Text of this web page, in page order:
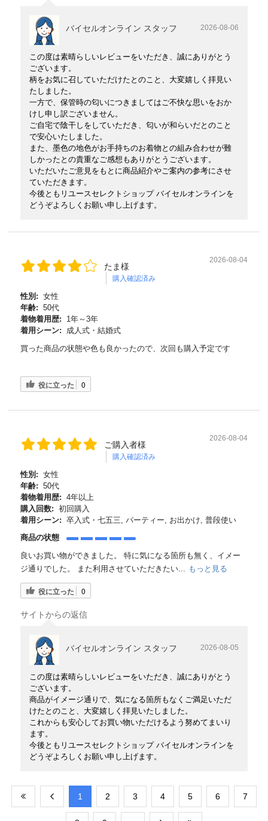
バイセルオンライン スタッフ 2026-08-06
この度は素晴らしいレビューをいただき、誠にありがとう
ございます。
柄をお気に召していただけたとのこと、大変嬉しく拝見い
たしました。
一方で、保管時の匂いにつきましてはご不快な思いをおか
けし申し訳ございません。
ご自宅で陰干しをしていただき、匂いが和らいだとのこと
で安心いたしました。
また、墨色の地色がお手持ちのお着物との組み合わせが難
しかったとの貴重なご感想もありがとうございます。
いただいたご意見をもとに商品紹介やご案内の参考にさせ
ていただきます。
今後ともリユースセレクトショップ バイセルオンラインを
どうぞよろしくお願い申し上げます。
たま様
購入確認済み
2026-08-04
性別: 女性
年齢: 50代
着物着用歴:
1年～3年
着用シーン:
成人式・結婚式
買った商品の状態や色も良かったので、次回も購入予定です
役に立った 0
ご購入者様
購入確認済み
2026-08-04
性別: 女性
年齢: 50代
着物着用歴: 4年以上
購入回数: 初回購入
着用シーン: 卒入式・七五三, パーティー, お出かけ, 普段使い
商品の状態
良いお買い物ができました。 特に気になる箇所も無く、イメー
ジ通りでした。 また利用させていただきたい...
もっと見る
役に立った 0
サイトからの返信
バイセルオンライン スタッフ 2026-08-05
この度は素晴らしいレビューをいただき、誠にありがとう
ございます。
商品がイメージ通りで、気になる箇所もなくご満足いただ
けたとのこと、大変嬉しく拝見いたしました。
これからも安心してお買い物いただけるよう努めてまいり
ます。
今後ともリユースセレクトショップ バイセルオンラインを
どうぞよろしくお願い申し上げます。
​1 ​2 ​3 ​4 ​5 ​6 ​7